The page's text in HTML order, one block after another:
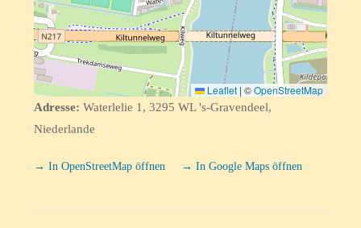
Leaflet | ©OpenStreetMap
Adresse: Waterlelie 1, 3295 WL 's-Gravendeel,
Niederlande
→ In OpenStreetMap öffnen → In Google Maps öffnen